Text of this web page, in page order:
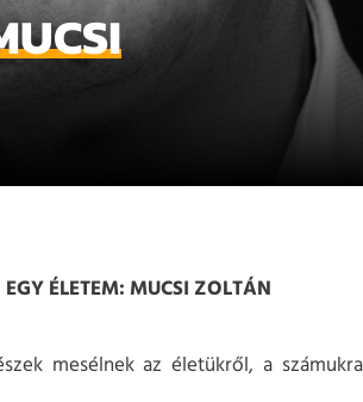
EGY ÉLETEM: MUCSI ZOLTÁN
mesélnek az életükről, a